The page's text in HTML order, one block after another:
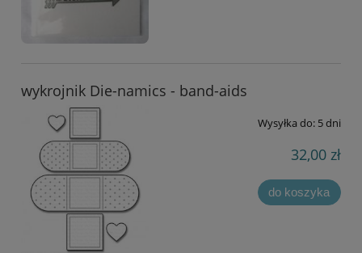
wykrojnik Die-namics - band-aids
Wysyłka do: 5 dni
32,00 zł
do koszyka